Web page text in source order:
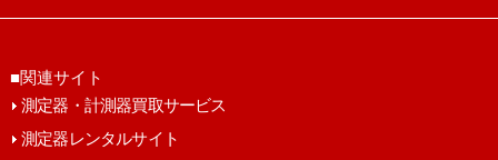
■関連サイト
測定器・計測器買取サービス
測定器レンタルサイト